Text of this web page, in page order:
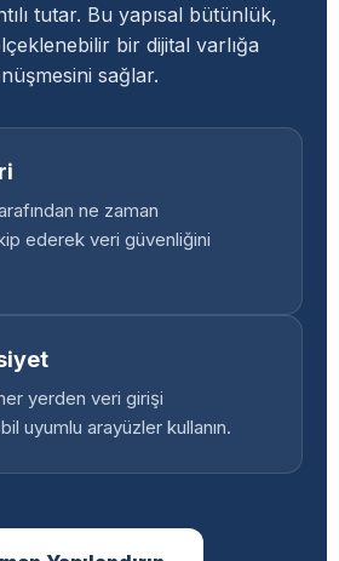
tutar. Bu yapısal bütünlük,
bir dijital varlığa
sağlar.
ne zaman
ederek veri güvenliğini
yerden veri girişi
uyumlu arayüzler kullanın.